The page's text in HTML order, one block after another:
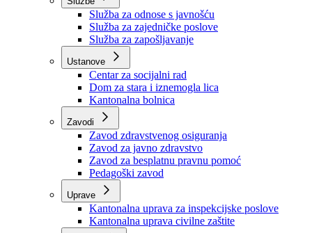
Organizacije
Službe
Služba za odnose s javnošću
Služba za zajedničke poslove
Služba za zapošljavanje
Ustanove
Centar za socijalni rad
Dom za stara i iznemogla lica
Kantonalna bolnica
Zavodi
Zavod zdravstvenog osiguranja
Zavod za javno zdravstvo
Zavod za besplatnu pravnu pomoć
Pedagoški zavod